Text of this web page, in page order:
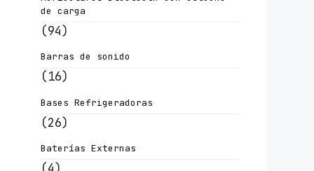
de carga
(94)
Barras de sonido
(16)
Bases Refrigeradoras
(26)
Baterías Externas